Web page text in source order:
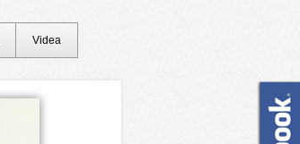
Videa